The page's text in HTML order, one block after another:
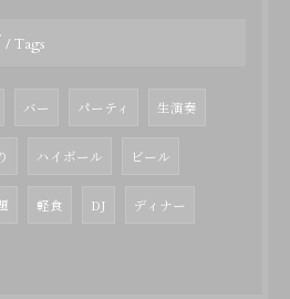
Tags
バー パーティ 生演奏
ハイボール ビール
軽食 DJ ディナー